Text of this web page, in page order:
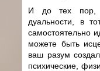
И до тех пор,
дуальности, в
самостоятельно
можете быть
ваш разум
психические,